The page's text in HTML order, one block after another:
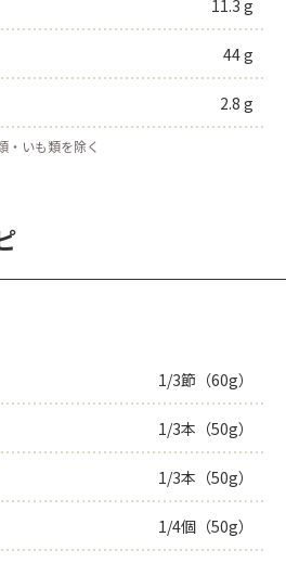
11.3 g
44 g
2.8 g
・いも類を除く
1/3節（60g）
1/3本（50g）
1/3本（50g）
1/4個（50g）